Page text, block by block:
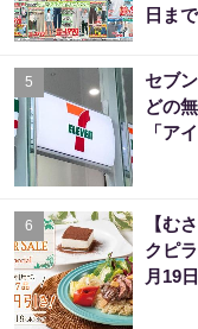
日まで
5
セブ
どの
「ア
6
【む
クピ
月19